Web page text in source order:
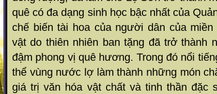
quê có đa dạng sinh học bậc nhất của
chế biến tài hoa của người dân của
vật do thiên nhiên ban tặng đã trở thành
đậm phong vị quê hương. Trong đó nổi
thể vùng nước lợ làm thành những món
giá trị văn hóa vật chất và tinh thần đặc